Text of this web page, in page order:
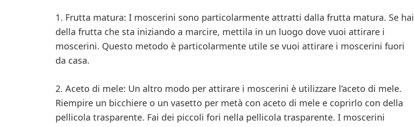
1. Frutta matura: I moscerini sono particolarmente attratti dalla frutta matura. Se hai
della frutta che sta iniziando a marcire, mettila in un luogo dove vuoi attirare i
moscerini. Questo metodo è particolarmente utile se vuoi attirare i moscerini fuori
da casa.
2. Aceto di mele: Un altro modo per attirare i moscerini è utilizzare l’aceto di mele.
Riempire un bicchiere o un vasetto per metà con aceto di mele e coprirlo con della
pellicola trasparente. Fai dei piccoli fori nella pellicola trasparente. I moscerini